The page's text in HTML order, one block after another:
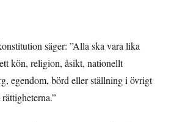
säger: ”Alla ska vara lika
kön, religion, åsikt, nationellt
egendom, börd eller ställning i övrigt